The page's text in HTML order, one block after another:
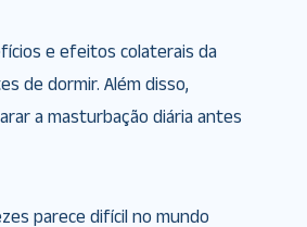
e efeitos colaterais da
de dormir. Além disso,
a masturbação diária antes
parece difícil no mundo